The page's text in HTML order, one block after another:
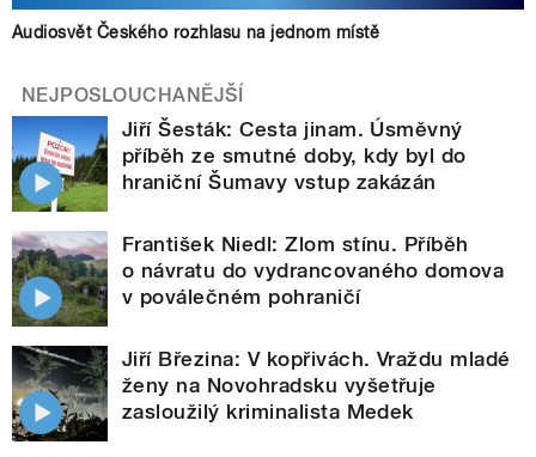
Audiosvět Českého rozhlasu na jednom místě
NEJPOSLOUCHANĚJŠÍ
Jiří Šesták: Cesta jinam. Úsměvný
příběh ze smutné doby, kdy byl do
hraniční Šumavy vstup zakázán
František Niedl: Zlom stínu. Příběh
o návratu do vydrancovaného domova
v poválečném pohraničí
Jiří Březina: V kopřivách. Vraždu mladé
ženy na Novohradsku vyšetřuje
zasloužilý kriminalista Medek